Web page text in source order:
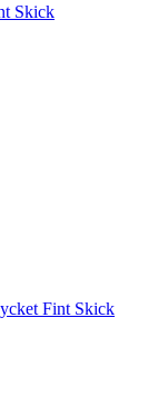
Skick
Fint Skick